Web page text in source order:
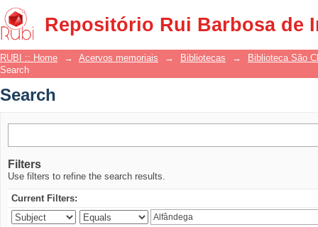
Repositório Rui Barbosa de
Search
RUBI :: Home → Acervos memoriais → Bibliotecas →
Biblioteca São
Search
Search
Filters
Use filters to refine the search results.
Current Filters: